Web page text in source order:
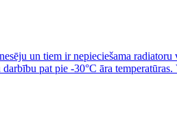
un tiem ir nepieciešama
pat pie -30°C āra